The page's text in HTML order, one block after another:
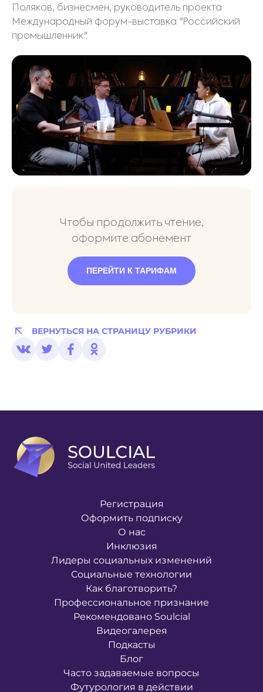
Поляков, бизнесмен, руководитель проекта
Международный форум-выставка "Российский
промышленник".
Чтобы продолжить чтение,
оформите абонемент
ПЕРЕЙТИ К ТАРИФАМ
ВЕРНУТЬСЯ НА СТРАНИЦУ РУБРИКИ
Регистрация
Оформить подписку
О нас
Инклюзия
Лидеры социальных изменений
Социальные технологии
Как благотворить?
Профессиональное признание
Рекомендовано Soulcial
Видеогалерея
Подкасты
Блог
Часто задаваемые вопросы
Футурология в действии